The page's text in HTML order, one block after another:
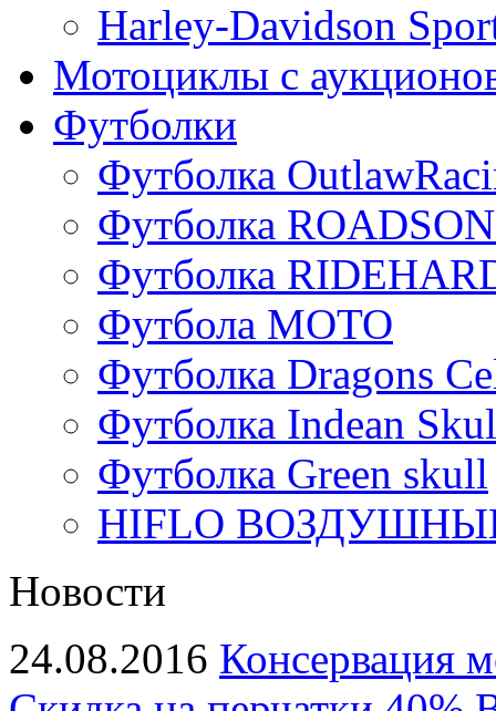
Harley-Davidson
Мотоциклы с
Футболки
Футболка
Футболка
Футболка
Футбола МОТО
Футболка Dragons
Футболка Indean
Футболка Green skull
HIFLO
Новости
24.08.2016 Консервация